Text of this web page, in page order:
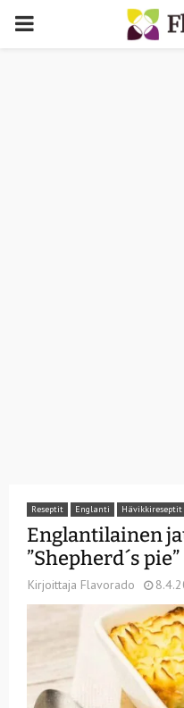
PRIMARY
Reseptit Englanti Hävikkireseptit
Englantilainen
”Shepherd´s pie”
Kirjoittaja Flavorado